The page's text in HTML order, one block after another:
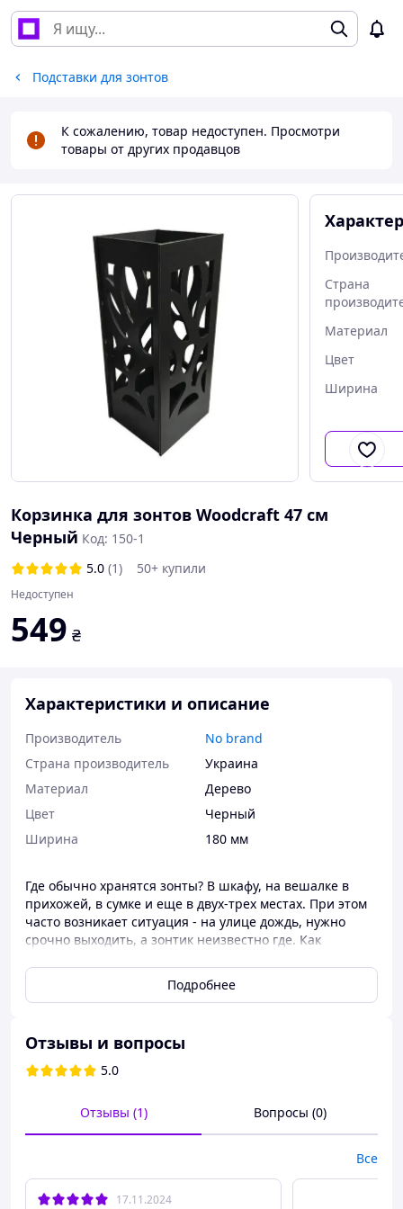
Подставки для зонтов
К сожалению, товар недоступен. Просмотри
товары от других продавцов
Страна
Материал
Цвет
Ширина
Корзинка для зонтов Woodcraft 47 см
Черный Код: 150-1
5.0 (1) 50+ купили
Недоступен
549 ₴
Характеристики и описание
Производитель
No brand
Страна производитель
Украина
Материал
Дерево
Цвет
Черный
Ширина
180 мм
Где обычно хранятся зонты? В шкафу, на вешалке в
прихожей, в сумке и еще в двух-трех местах. При этом
часто возникает ситуация - на улице дождь, нужно
срочно выходить, а зонтик неизвестно где. Как
испорченные нервы и возможное опоздание на работу
или встречу. Самое удобное место для хранения зонтов
зависимости от стилистической направленности
вашего интерьера.
Эргономичная форма – корзина не занимает много
места, но при этом достаточно вместительна
Для справки, ХДФ или HDF (High Density Fiberboard) –
это инновационный материал, древесноволокнистая
Подробнее
Отзывы и вопросы
5.0
Отзывы (1) Вопросы (0)
Все
17.11.2024